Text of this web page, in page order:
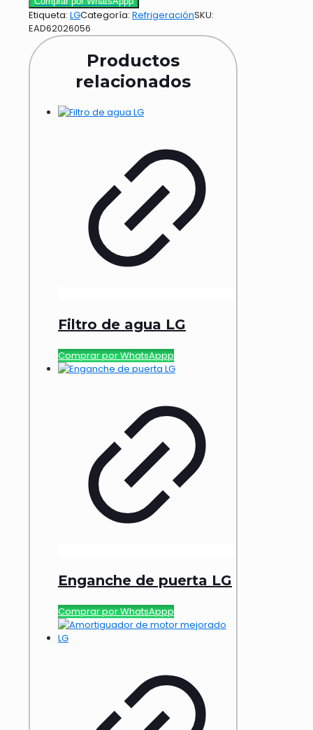
Etiqueta: LGCategoría: RefrigeraciónSKU:
EAD62026056
Productos
relacionados
Filtro de agua LG
Comprar por WhatsAppp
Enganche de puerta LG
Comprar por WhatsAppp